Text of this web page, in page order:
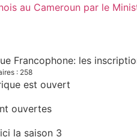
Francophone: les
: 258
est ouvert
ouvertes
la saison 3